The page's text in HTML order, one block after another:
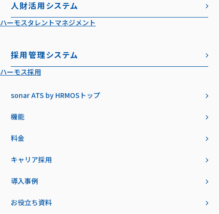
人財活用システム
ハーモスタレントマネジメント
採用管理システム
ハーモス採用
sonar ATS by HRMOS トップ
機能
料金
キャリア採用
導入事例
お役立ち資料